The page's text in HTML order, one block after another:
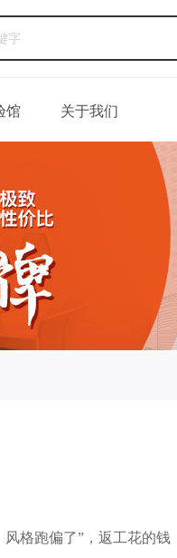
馆 关于我们
格跑偏了”，返工花的钱